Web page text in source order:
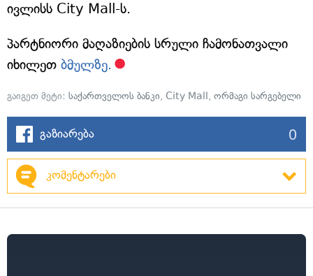
ივლისს City Mall-ს.
პარტნიორი მაღაზიების სრული ჩამონათვალი
იხილეთ ბმულზე.
გაიგეთ მეტი: საქართველოს ბანკი, City Mall, ორმაგი სარგებელი
გაზიარება 0
კომენტარები